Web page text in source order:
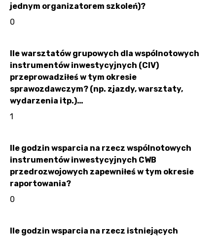
jednym organizatorem szkoleń)?
0
Ile warsztatów grupowych dla wspólnotowych
instrumentów inwestycyjnych (CIV)
przeprowadziłeś w tym okresie
sprawozdawczym? (np. zjazdy, warsztaty,
wydarzenia itp.)…
1
Ile godzin wsparcia na rzecz wspólnotowych
instrumentów inwestycyjnych CWB
przedrozwojowych zapewniłeś w tym okresie
raportowania?
0
Ile godzin wsparcia na rzecz istniejących